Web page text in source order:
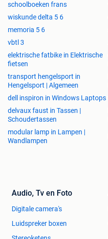
schoolboeken frans
wiskunde delta 5 6
memoria 5 6
vbtl 3
elektrische fatbike in Elektrische
fietsen
transport hengelsport in
Hengelsport | Algemeen
dell inspiron in Windows Laptops
delvaux faust in Tassen |
Schoudertassen
modular lamp in Lampen |
Wandlampen
Audio, Tv en Foto
Digitale camera's
Luidspreker boxen